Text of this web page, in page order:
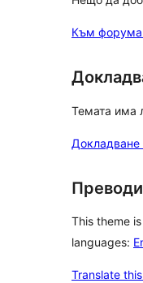
Към
Темата има
Докладване
Преводи
This theme
languages:
Translate